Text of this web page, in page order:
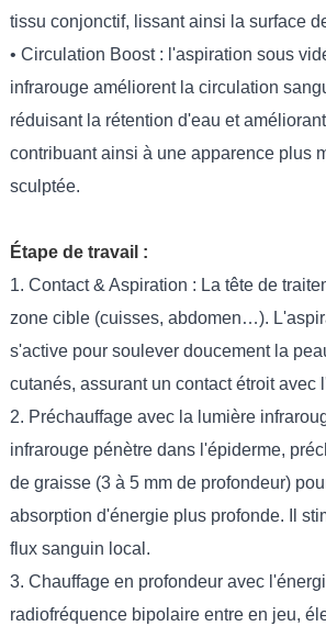
tissu conjonctif, lissant ainsi la surface
• Circulation Boost : l'aspiration sous
infrarouge améliorent la circulation
réduisant la rétention d'eau et
contribuant ainsi à une apparence plus
sculptée.
Étape de travail :
1. Contact & Aspiration : La tête de
zone cible (cuisses, abdomen…).
s'active pour soulever doucement la
cutanés, assurant un contact étroit avec
2. Préchauffage avec la lumière
infrarouge pénètre dans l'épiderme,
de graisse (3 à 5 mm de profondeur)
absorption d'énergie plus profonde. Il
flux sanguin local.
3. Chauffage en profondeur avec
radiofréquence bipolaire entre en jeu,